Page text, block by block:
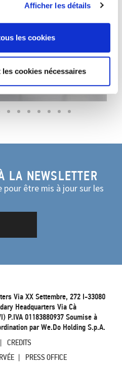
Afficher les détails
les cookies
cookies nécessaires
LA NEWSLETTER
pour être mis à jour sur les
Via XX Settembre, 272 I-33080
Headquarters Via Cà
P.IVA 01183880937 Soumise à
par We.Do Holding S.p.A.
CREDITS
PRESS OFFICE